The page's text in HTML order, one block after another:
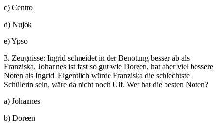
c) Centro
d) Nujok
e) Ypso
3. Zeugnisse: Ingrid schneidet in der Benotung besser ab als
Franziska. Johannes ist fast so gut wie Doreen, hat aber viel bessere
Noten als Ingrid. Eigentlich würde Franziska die schlechtste
Schülerin sein, wäre da nicht noch Ulf. Wer hat die besten Noten?
a) Johannes
b) Doreen